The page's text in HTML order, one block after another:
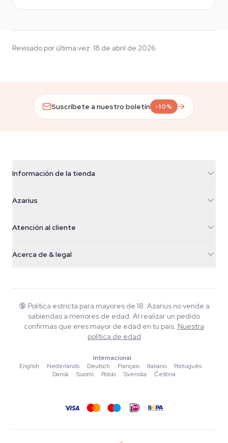
Revisado por última vez: 18 de abril de 2026
Suscríbete a nuestro boletín -10%
Información de la tienda
Galvaniweg 11
Nederland
+31(0)204897914
Azarius
Smokeshop
Atención al cliente
Política de devolución
Preguntas frecuentes
Política de privacidad
Acerca de & legal
Wiki
Blog
Música
Herramientas y Calculadoras
🔞 Política estricta para mayores de 18. Azarius no vende a
sabiendas a menores de edad. Al realizar un pedido
confirmas que eres mayor de edad en tu país. Nuestra
política de edad
Internacional
English
·Nederlands ·Deutsch ·Français ·Italiano ·Português
·
Dansk
·Suomi ·Polski ·Svenska ·Čeština